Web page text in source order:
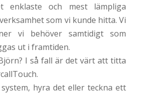
enklaste och mest lämpliga
som vi kunde hitta. Vi
vi behöver samtidigt som
ut i framtiden.
I så fall är det värt att titta
hyra det eller teckna ett